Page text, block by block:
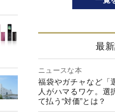
最
ニュースな本
福袋やガチャなど「
人がハマるワケ。選
て払う“対価”とは？